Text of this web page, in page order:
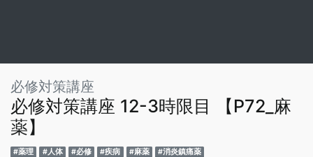
必修対策講座
必修対策講座 12-3時限目 【P72_麻
薬】
#薬理 #人体 #必修 #疾病 #麻薬 #消炎鎮痛薬